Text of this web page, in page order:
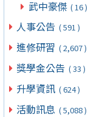
武中豪傑 ( 16 )
人事公告 ( 591 )
進修研習 ( 2,607 )
獎學金公告 ( 33 )
升學資訊 ( 624 )
活動訊息 ( 5,088 )